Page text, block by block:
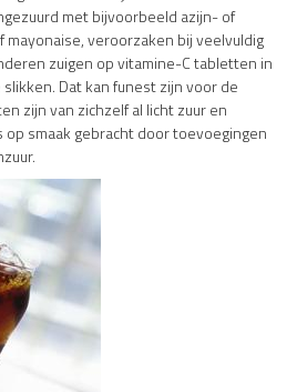
met bijvoorbeeld azijn- of
mayonaise, veroorzaken bij veelvuldig
zuigen op vitamine-C tabletten in
Dat kan funest zijn voor de
zijn van zichzelf al licht zuur en
smaak gebracht door toevoegingen